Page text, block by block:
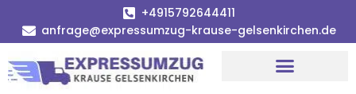
+4915792644411
anfrage@expressumzug-krause-gelsenkirchen.de